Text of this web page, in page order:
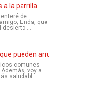
a la parrilla
de
Linda, que
desierto ...
pueden arruinar tu vida
comunes
voy a
saludabl ...